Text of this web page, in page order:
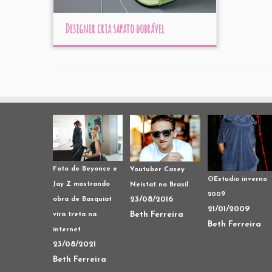
Designer cria sapato dobrável
Foto de Beyonce e
Jay Z mostrando
obra de Basquiat
vira treta na
internet
23/08/2021
Beth Ferreira
Youtuber Casey
Neistat no Brasil
23/08/2016
Beth Ferreira
OEstudio inverno
2009
21/01/2009
Beth Ferreira